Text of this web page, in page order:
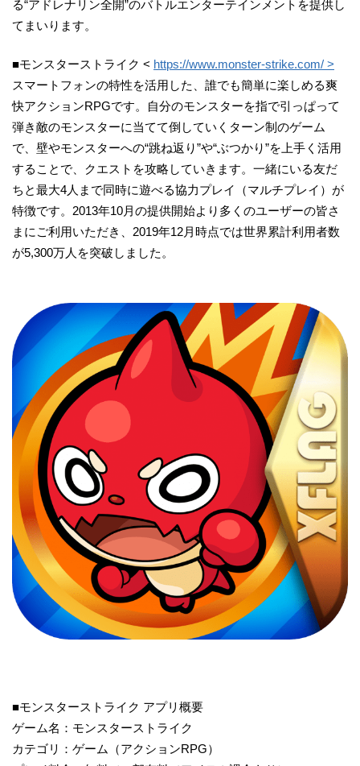
る“アドレナリン全開”のバトルエンターテインメントを提供し
てまいります。
■モンスターストライク < https://www.monster-strike.com/ >
スマートフォンの特性を活用した、誰でも簡単に楽しめる爽
快アクションRPGです。自分のモンスターを指で引っぱって
弾き敵のモンスターに当てて倒していくターン制のゲーム
で、壁やモンスターへの“跳ね返り”や“ぶつかり”を上手く活用
することで、クエストを攻略していきます。一緒にいる友だ
ちと最大4人まで同時に遊べる協力プレイ（マルチプレイ）が
特徴です。2013年10月の提供開始より多くのユーザーの皆さ
まにご利用いただき、2019年12月時点では世界累計利用者数
が5,300万人を突破しました。
■モンスターストライク アプリ概要
ゲーム名：モンスターストライク
カテゴリ：ゲーム（アクションRPG）